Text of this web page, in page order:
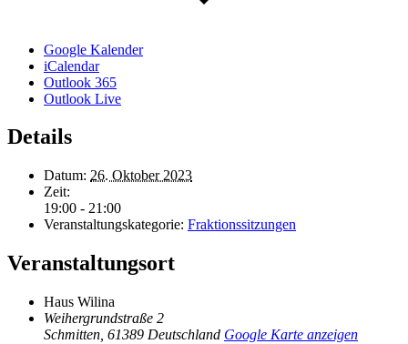
Google Kalender
iCalendar
Outlook 365
Outlook Live
Details
Datum: 26. Oktober 2023
Zeit:
19:00 - 21:00
Veranstaltungskategorie: Fraktionssitzungen
Veranstaltungsort
Haus Wilina
Weihergrundstraße 2
Schmitten 61389 Deutschland Google Karte anzeigen